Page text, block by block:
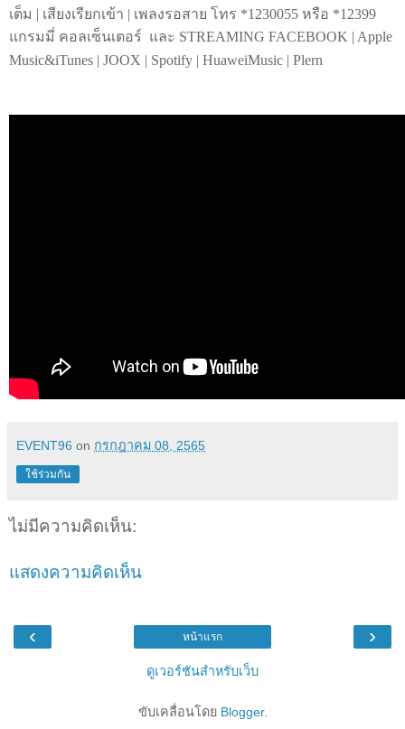
เต็ม | เสียงเรียกเข้า | เพลงรอสาย โทร *1230055 หรือ *12399
แกรมมี่ คอลเซ็นเตอร์ และ STREAMING FACEBOOK | Apple
Music&iTunes | JOOX | Spotify | HuaweiMusic | Plern
EVENT96 on กรกฎาคม 08, 2565
ใช้ร่วมกัน
ไม่มีความคิดเห็น:
แสดงความคิดเห็น
‹ ›
หน้าแรก
ดูเวอร์ชันสำหรับเว็บ
ขับเคลื่อนโดย Blogger.